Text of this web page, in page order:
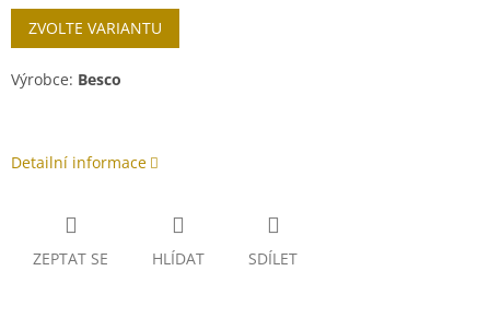
Měrná
cena:
ZVOLTE VARIANTU
Výrobce: Besco
Detailní informace
ZEPTAT SE HLÍDAT SDÍLET